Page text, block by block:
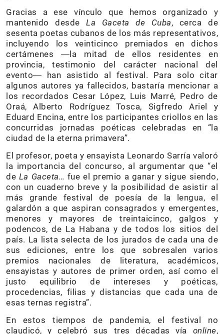
Gracias a ese vínculo que hemos organizado y
mantenido desdeLa Gaceta de Cuba, cerca de
sesenta poetas cubanos de los más representativos,
incluyendo los veinticinco premiados en dichos
certámenes ―la mitad de ellos residentes en
provincia, testimonio del carácter nacional del
evento― han asistido al festival. Para solo citar
algunos autores ya fallecidos, bastaría mencionar a
los recordados Cesar López, Luis Marré, Pedro de
Oraá, Alberto Rodríguez Tosca, Sigfredo Ariel y
Eduard Encina, entre los participantes criollos en las
concurridas jornadas poéticas celebradas en “la
ciudad de la eterna primavera”.
El profesor, poeta y ensayista Leonardo Sarría valoró
la importancia del concurso, al argumentar que “el
de La Gaceta… fue el premio a ganar y sigue siendo,
con un cuaderno breve y la posibilidad de asistir al
más grande festival de poesía de la lengua, el
galardón a que aspiran consagrados y emergentes,
menores y mayores de treintaicinco, galgos y
podencos, de La Habana y de todos los sitios del
país. La lista selecta de los jurados de cada una de
sus ediciones, entre los que sobresalen varios
premios nacionales de literatura, académicos,
ensayistas y autores de primer orden, así como el
justo equilibrio de intereses y poéticas,
procedencias, filias y distancias que cada una de
esas ternas registra”.
En estos tiempos de pandemia, el festival no
claudicó, y celebró sus tres décadas vía online,